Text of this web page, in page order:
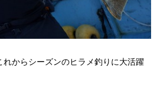
からシーズンのヒラメ釣りに大活躍